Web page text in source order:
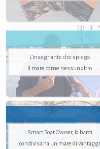
L'insegnante che spiega
il mare come nessun altro
Smart Boat Owner, la barca
condivisa ha un mare di vantaggi